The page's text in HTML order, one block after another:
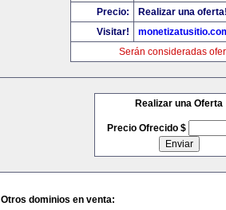
Precio:
Realizar una
Visitar!
Serán consideradas
Realizar una Oferta
Precio Ofrecido $
Otros dominios en venta: